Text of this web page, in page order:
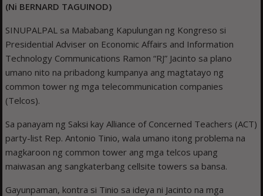
(Ni BERNARD TAGUINOD)
SINUPALPAL sa Mababang Kapulungan ng Kongreso si
Presidential Adviser on Economic Affairs and Information
Technology Communications Ramon “RJ” Jacinto sa plano
umano nito na pribadong kumpanya ang magtatayo ng
common tower ng mga telecommunication companies
(Telcos).
Sa panayam ng Saksi kay Alliance of Concerned Teachers (ACT)
party-list Rep. Antonio Tinio, wala umano itong problema na
magkaroon ng common tower ang mga telcos upang
maiwasan ang sangkaterbang cellsite towers sa bansa.
Gayunpaman, kontra si Tinio sa ideya ni Jacinto na mga